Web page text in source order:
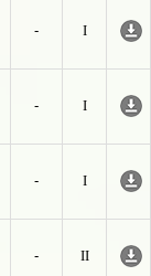
-
I
-
I
-
I
-
II